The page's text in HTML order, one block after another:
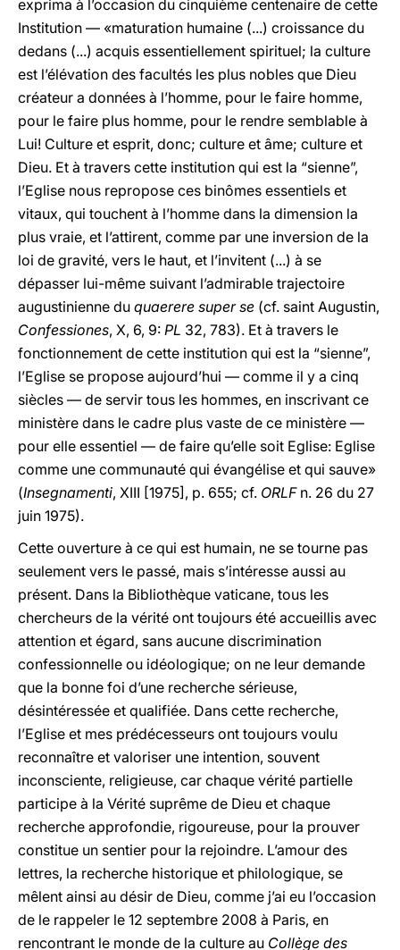
exprima à l’occasion du cinquième centenaire de cette
Institution — «maturation humaine (...) croissance du
dedans (...) acquis essentiellement spirituel; la culture
est l’élévation des facultés les plus nobles que Dieu
créateur a données à l’homme, pour le faire homme,
pour le faire plus homme, pour le rendre semblable à
Lui! Culture et esprit, donc; culture et âme; culture et
Dieu. Et à travers cette institution qui est la “sienne”,
l’Eglise nous repropose ces binômes essentiels et
vitaux, qui touchent à l’homme dans la dimension la
plus vraie, et l’attirent, comme par une inversion de la
loi de gravité, vers le haut, et l’invitent (...) à se
dépasser lui-même suivant l’admirable trajectoire
augustinienne du quaerere super se (cf. saint Augustin,
Confessiones, X, 6, 9: PL 32, 783). Et à travers le
fonctionnement de cette institution qui est la “sienne”,
l’Eglise se propose aujourd’hui — comme il y a cinq
siècles — de servir tous les hommes, en inscrivant ce
ministère dans le cadre plus vaste de ce ministère —
pour elle essentiel — de faire qu’elle soit Eglise: Eglise
comme une communauté qui évangélise et qui sauve»
(Insegnamenti, XIII [1975], p. 655; cf. ORLF n. 26 du 27
juin 1975).
Cette ouverture à ce qui est humain, ne se tourne pas
seulement vers le passé, mais s’intéresse aussi au
présent. Dans la Bibliothèque vaticane, tous les
chercheurs de la vérité ont toujours été accueillis avec
attention et égard, sans aucune discrimination
confessionnelle ou idéologique; on ne leur demande
que la bonne foi d’une recherche sérieuse,
désintéressée et qualifiée. Dans cette recherche,
l’Eglise et mes prédécesseurs ont toujours voulu
reconnaître et valoriser une intention, souvent
inconsciente, religieuse, car chaque vérité partielle
participe à la Vérité suprême de Dieu et chaque
recherche approfondie, rigoureuse, pour la prouver
constitue un sentier pour la rejoindre. L’amour des
lettres, la recherche historique et philologique, se
mêlent ainsi au désir de Dieu, comme j’ai eu l’occasion
de le rappeler le 12 septembre 2008 à Paris, en
rencontrant le monde de la culture au Collège des